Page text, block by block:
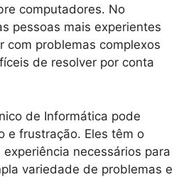
computadores. No
pessoas mais experientes
com problemas complexos
de resolver por conta
de Informática pode
e frustração. Eles têm o
necessários para
variedade de problemas e